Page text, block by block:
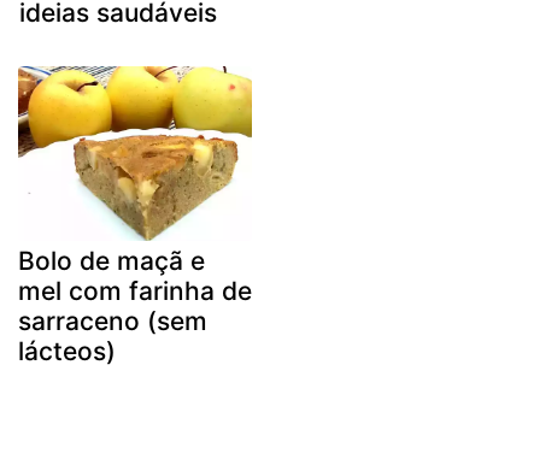
ideias saudáveis
Bolo de maçã e
mel com farinha de
sarraceno (sem
lácteos)